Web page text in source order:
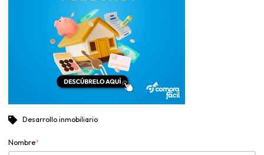
Desarrollo inmobiliario
Nombre*